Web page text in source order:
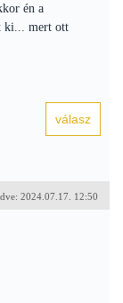
én a
ki... mert ott
2024.07.17. 12:50